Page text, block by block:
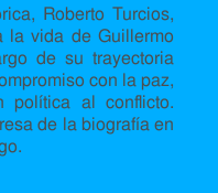
Roberto Turcios,
la vida de Guillermo
de su trayectoria
con la paz,
política al conflicto.
de la biografía en